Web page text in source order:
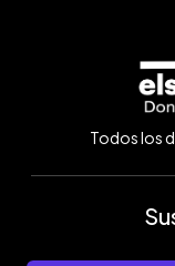
Todos los